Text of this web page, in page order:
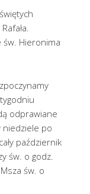
Hieronima
odprawiane
niedziele po
październik
św. o godz.
św. o